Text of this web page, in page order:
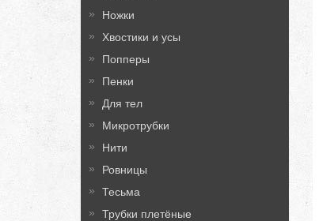
Ножки
Хвостики и усы
Попперы
Пенки
Для тел
Микротрубки
Нити
Ровницы
Тесьма
Трубки плетёные